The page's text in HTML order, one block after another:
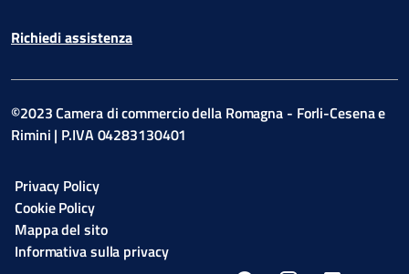
Richiedi assistenza
©2023 Camera di commercio della Romagna - Forli-Cesena e
Rimini | P.IVA 04283130401
Privacy Policy
Cookie Policy
Mappa del sito
Informativa sulla privacy